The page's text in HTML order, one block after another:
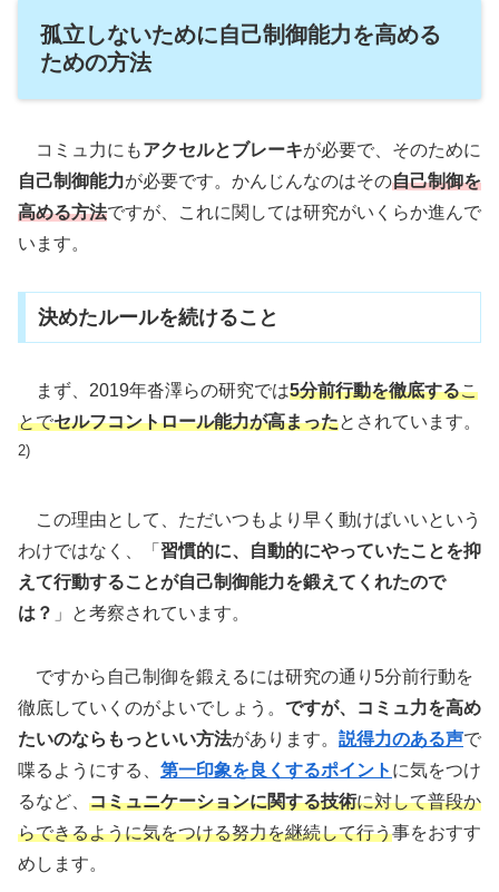
孤立しないために自己制御能力を高める
ための方法
コミュ力にもアクセルとブレーキが必要で、そのために
自己制御能力が必要です。かんじんなのはその自己制御を
高める方法ですが、これに関しては研究がいくらか進んで
います。
決めたルールを続けること
まず、2019年沓澤らの研究では5分前行動を徹底するこ
とでセルフコントロール能力が高まったとされています。
2)
この理由として、ただいつもより早く動けばいいという
わけではなく、「 習慣的に、自動的にやっていたことを抑
えて行動することが自己制御能力を鍛えてくれたので
は？ 」と考察されています。
ですから自己制御を鍛えるには研究の通り5分前行動を
徹底していくのがよいでしょう。 ですが、コミュ力を高め
たいのならもっといい方法があります。 説得力のある声で
喋るようにする、 第一印象を良くするポイント に気をつけ
るなど、 コミュニケーションに関する技術に対して普段か
らできるように気をつける努力を継続して行う事をおすす
めします。